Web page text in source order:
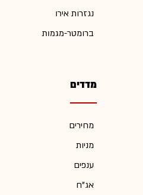
נגזרות אירו
ברומטר-מגמות
מדדים
מחירים
מניות
ענפים
אג"ח